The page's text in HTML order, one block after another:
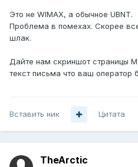
Это не WIMAX, а обычное UBNT.
Проблема в помехах. Скорее
шлак.
Дайте нам скриншот страницы
текст письма что ваш оператор
Вставить ник Цитата
TheArctic